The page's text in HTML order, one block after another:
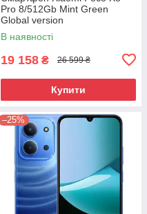
Pro 8/512Gb Mint Green
Global version
В наявності
19 158 ₴ 26 599 ₴
Купити
–25%